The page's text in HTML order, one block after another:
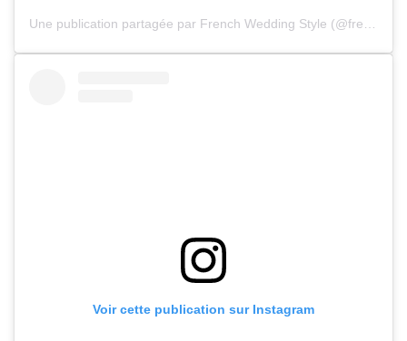
Une publication partagée par French Wedding Style (@frenchweddingstyle)
Voir cette publication sur Instagram